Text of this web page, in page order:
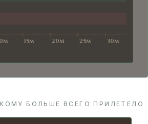
КОМУ БОЛЬШЕ ВСЕГО ПРИЛЕТЕЛО